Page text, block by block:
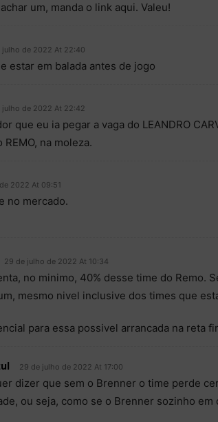
um, manda o link aqui. Valeu!
julho de 2022 At 22:40
estar em balada antes de jogo
julho de 2022 At 22:42
que eu ia pegar a vaga do LEANDRO
na moleza.
2022 At 09:51
no mercado.
29 de julho de 2022 At 10:34
no minimo, 40% desse time do Remo.
mesmo nivel inclusive dos times que
para essa possivel arrancada na reta
29 de julho de 2022 At 17:00
dizer que sem o Brenner o time perde
ou seja, como se o Brenner sozinho